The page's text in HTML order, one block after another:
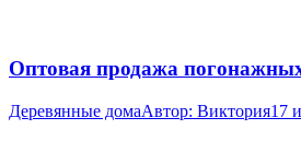
Оптовая продажа
Деревянные домаАвтор: Виктория17